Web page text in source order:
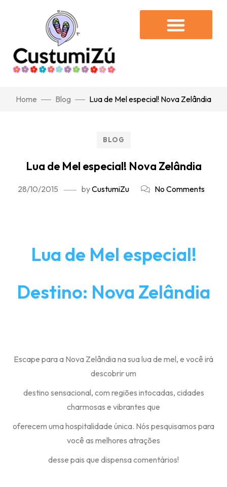
Home Blog Lua de Mel especial! Nova Zelândia
BLOG
Lua de Mel especial! Nova Zelândia
28/10/2015 byCustumiZu No Comments
Lua de Mel especial!
Destino: Nova Zelândia
Escape para a Nova Zelândia na sua lua de mel, e você irá
descobrir um
destino sensacional, com regiões intocadas, cidades
charmosas e vibrantes que
oferecem uma hospitalidade única. Nós pesquisamos para
você as melhores atrações
desse pais que dispensa comentários!